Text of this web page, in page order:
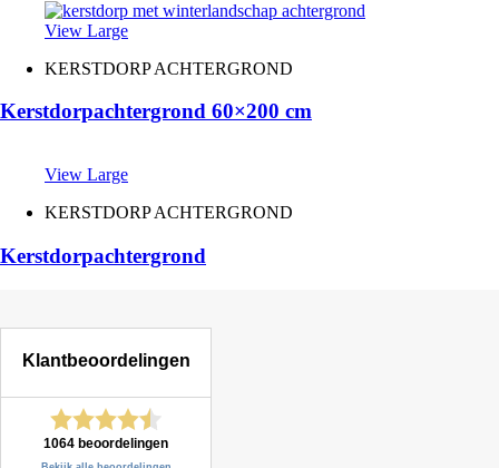
View Large
KERSTDORP ACHTERGROND
Kerstdorpachtergrond 60×200 cm
View Large
KERSTDORP ACHTERGROND
Kerstdorpachtergrond